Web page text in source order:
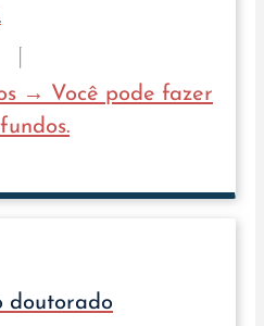
→ Você pode fazer
doutorado